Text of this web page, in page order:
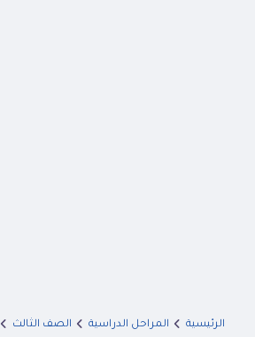
الرئيسية المراحل الدراسية الصف الثالث